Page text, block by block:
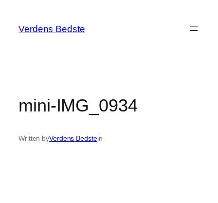
indhold
Verdens Bedste
mini-IMG_0934
Written byVerdens Bedstein